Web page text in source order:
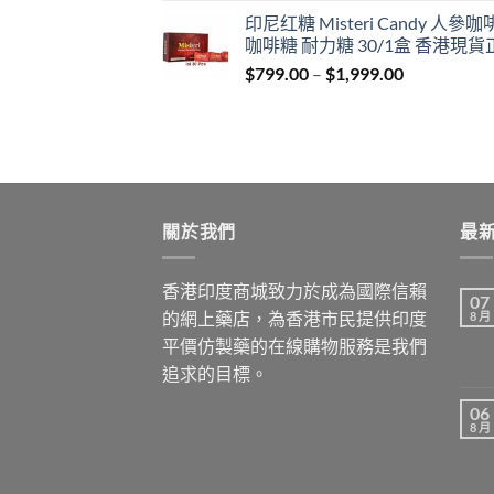
$699.00
through
$1,899.00
印尼红糖 Misteri Candy 人參咖
咖啡糖 耐力糖 30/1盒 香港現貨
$799.00 – $1,999.00Price
關於我們
香港印度商城致力於成為國際信賴
的網上藥店，為香港市民提供印度
平價仿製藥的在線購物服務是我們
追求的目標。
最
07
8 月
06
8 月